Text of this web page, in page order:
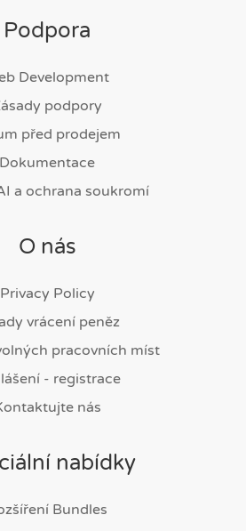
Podpora
Development
podpory
před prodejem
Dokumentace
a ochrana soukromí
O nás
Privacy Policy
vrácení peněz
pracovních míst
- registrace
nás
nabídky
Bundles